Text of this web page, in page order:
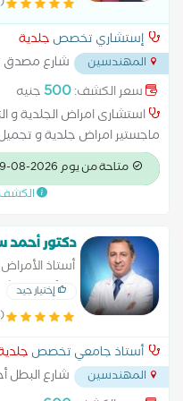
المايكرونيدلينج، والخيوط
علامات التقدم في السن.
شامل في التجميل والعلاج،
المريض، وتُراعي الفروق
خطة علاجية مبنية على العلم
مظهر البشرة وتعزيز الثقة
مما يجعل خدماتها مثالية
المدى الطويل. الدكتورة
وأحدث التكنولوجيا، لتقدم
في مجال الجلدية والليزر
إستشاري تخصص جلدية
المهندسين شارع مصدق
سعر الكشف:500 جنيه
استشارى امراض الجلدية و
ماجستير امراض جلدية و
القاهرة عضو الجمعية
الليزر المعهد القومى لليزر
متاحة من يوم 2026-08-09
دكتور أحمد
أستاذ
الفؤاد -
إختيار جيد
(33 تقييم)
أستاذ جامعي تخصص
المهندسين
شارع البطل